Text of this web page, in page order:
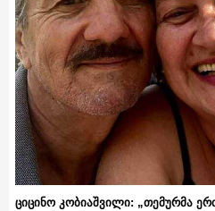
ციცინო კობიაშვილი: „თემურმა